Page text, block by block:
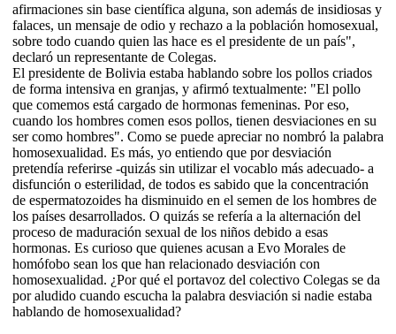
afirmaciones sin base científica alguna, son además de insidiosas y
falaces, un mensaje de odio y rechazo a la población homosexual,
sobre todo cuando quien las hace es el presidente de un país",
declaró un representante de Colegas.
El presidente de Bolivia estaba hablando sobre los pollos criados
de forma intensiva en granjas, y afirmó textualmente: "El pollo
que comemos está cargado de hormonas femeninas. Por eso,
cuando los hombres comen esos pollos, tienen desviaciones en su
ser como hombres". Como se puede apreciar no nombró la palabra
homosexualidad. Es más, yo entiendo que por desviación
pretendía referirse -quizás sin utilizar el vocablo más adecuado- a
disfunción o esterilidad, de todos es sabido que la concentración
de espermatozoides ha disminuido en el semen de los hombres de
los países desarrollados. O quizás se refería a la alternación del
proceso de maduración sexual de los niños debido a esas
hormonas. Es curioso que quienes acusan a Evo Morales de
homófobo sean los que han relacionado desviación con
homosexualidad. ¿Por qué el portavoz del colectivo Colegas se da
por aludido cuando escucha la palabra desviación si nadie estaba
hablando de homosexualidad?